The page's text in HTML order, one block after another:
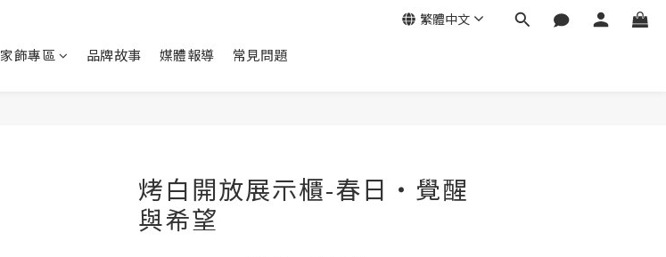
家飾專區 品牌故事 媒體報導 常見問題
繁體中文
烤白開放展示櫃-春日‧覺醒
與希望